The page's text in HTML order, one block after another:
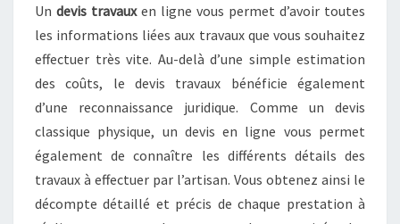
Un devis travauxen ligne vous permet d’avoir toutes
les informations liées aux travaux que vous souhaitez
effectuer très vite. Au-delà d’une simple estimation
des coûts, le devis travaux bénéficie également
d’une reconnaissance juridique. Comme un devis
classique physique, un devis en ligne vous permet
également de connaître les différents détails des
travaux à effectuer par l’artisan. Vous obtenez ainsi le
décompte détaillé et précis de chaque prestation à